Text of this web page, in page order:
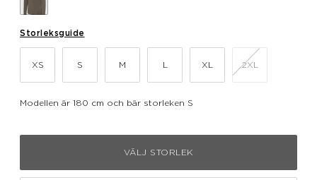
Storleksguide
XS S M L XL 2XL
Modellen är 180 cm och bär storleken S
VÄLJ STORLEK